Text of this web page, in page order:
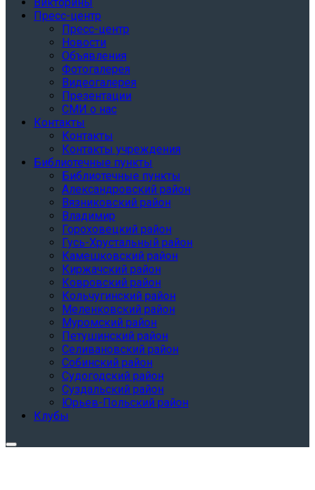
Викторины
Пресс-центр
Пресс-центр
Новости
Объявления
Фотогалерея
Видеогалерея
Презентации
СМИ о нас
Контакты
Контакты
Контакты учреждения
Библиотечные пункты
Библиотечные пункты
Александровский район
Вязниковский район
Владимир
Гороховецкий район
Гусь-Хрустальный район
Камешковский район
Киржачский район
Ковровский район
Кольчугинский район
Меленковский район
Муромский район
Петушинский район
Селивановский район
Собинский район
Судогодский район
Суздальский район
Юрьев-Польский район
Клубы